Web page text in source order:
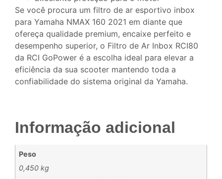
Se você procura um filtro de ar esportivo inbox
para Yamaha NMAX 160 2021 em diante que
ofereça qualidade premium, encaixe perfeito e
desempenho superior, o Filtro de Ar Inbox RCI80
da RCI GoPower é a escolha ideal para elevar a
eficiência da sua scooter mantendo toda a
confiabilidade do sistema original da Yamaha.
Informação adicional
Peso
0,450 kg